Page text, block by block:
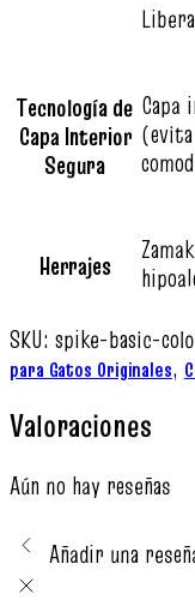
Tecnología de
Capa Interior
Segura
Herrajes
SKU: spike-basic-
para Gatos Originales,
Valoraciones
Aún no hay reseñas
Añadir una